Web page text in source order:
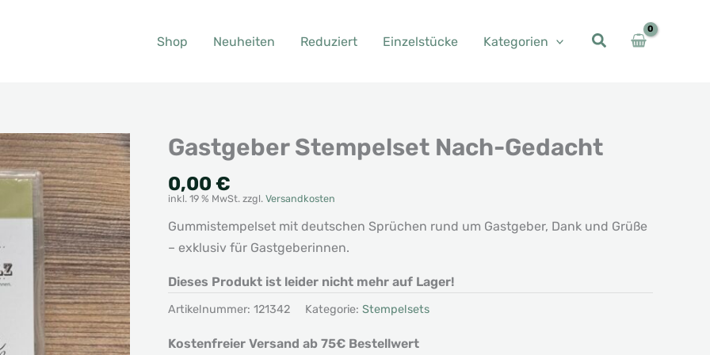
Shop Neuheiten Reduziert Einzelstücke Kategorien
Gastgeber Stempelset Nach-Gedacht
0,00 €
inkl. 19 % MwSt. zzgl. Versandkosten
Gummistempelset mit deutschen Sprüchen rund um Gastgeber, Dank und Grüße
– exklusiv für Gastgeberinnen.
Dieses Produkt ist leider nicht mehr auf Lager!
Artikelnummer: 121342 Kategorie: Stempelsets
Kostenfreier Versand ab 75€ Bestellwert